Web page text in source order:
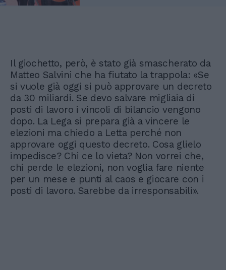
Il giochetto, però, è stato già smascherato da
Matteo Salvini che ha fiutato la trappola: «Se
si vuole già oggi si può approvare un decreto
da 30 miliardi. Se devo salvare migliaia di
posti di lavoro i vincoli di bilancio vengono
dopo. La Lega si prepara già a vincere le
elezioni ma chiedo a Letta perché non
approvare oggi questo decreto. Cosa glielo
impedisce? Chi ce lo vieta? Non vorrei che,
chi perde le elezioni, non voglia fare niente
per un mese e punti al caos e giocare con i
posti di lavoro. Sarebbe da irresponsabili».